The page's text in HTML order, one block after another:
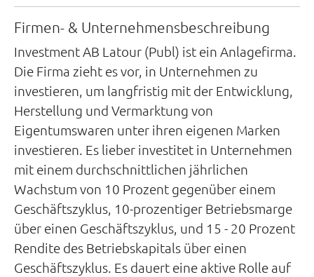
Firmen- & Unternehmensbeschreibung
Investment AB Latour (Publ) ist ein Anlagefirma.
Die Firma zieht es vor, in Unternehmen zu
investieren, um langfristig mit der Entwicklung,
Herstellung und Vermarktung von
Eigentumswaren unter ihren eigenen Marken
investieren. Es lieber investitet in Unternehmen
mit einem durchschnittlichen jährlichen
Wachstum von 10 Prozent gegenüber einem
Geschäftszyklus, 10-prozentiger Betriebsmarge
über einen Geschäftszyklus, und 15 - 20 Prozent
Rendite des Betriebskapitals über einen
Geschäftszyklus. Es dauert eine aktive Rolle auf